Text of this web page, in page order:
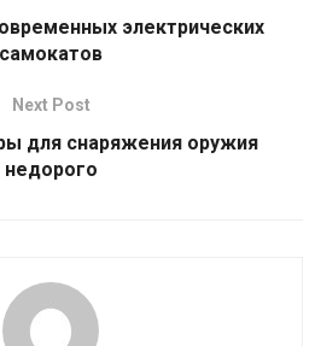
электрических
самокатов
Next Post
для снаряжения оружия
недорого